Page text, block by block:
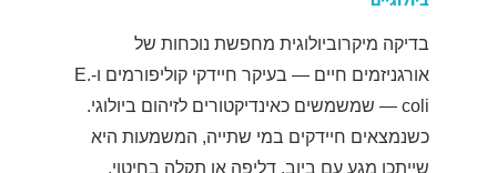
בדיקה מיקרוביולוגית מחפשת נוכחות של
אורגניזמים חיים — בעיקר חיידקי קוליפורמים ו-E.
coli — שמשמשים כאינדיקטורים לזיהום ביולוגי.
כשנמצאים חיידקים במי שתייה, המשמעות היא
שייתכן מגע עם ביוב, דליפה או תקלה בחיטוי.